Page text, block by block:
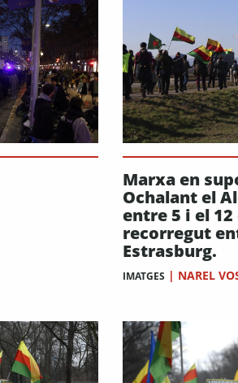
Marxa en
Ochalant el
entre 5 i el
recorregut
Estrasburg.
IMATGES | NAREL